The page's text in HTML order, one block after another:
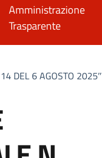
Amministrazione
Trasparente
DEL 6 AGOSTO 2025″